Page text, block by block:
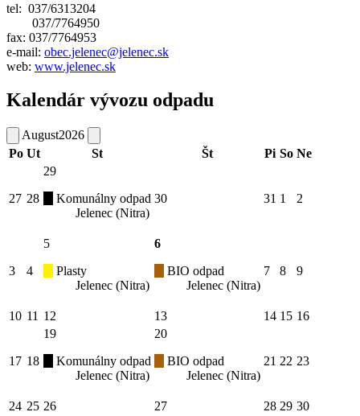
tel: 037/6313204
037/7764950
fax: 037/7764953
e-mail: obec.jelenec@jelenec.sk
web: www.jelenec.sk
Kalendár vývozu odpadu
August2026
Po Ut St Št Pi So Ne
27 28
29
Komunálny odpad
Jelenec (Nitra)
30 31 1 2
3 4
5
Plasty
Jelenec (Nitra)
6
BIO odpad
Jelenec (Nitra)
7 8 9
10 11 12 13 14 15 16
17 18
19
Komunálny odpad
Jelenec (Nitra)
20
BIO odpad
Jelenec (Nitra)
21 22 23
24 25 26 27 28 29 30